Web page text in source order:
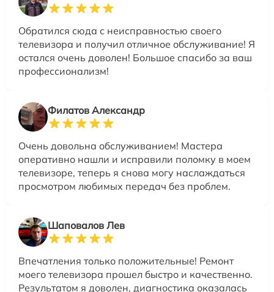
Обратился сюда с неисправностью своего
телевизора и получил отличное обслуживание! Я
остался очень доволен! Большое спасибо за ваш
профессионализм!
Филатов Александр
Очень довольна обслуживанием! Мастера
оперативно нашли и исправили поломку в моем
телевизоре, теперь я снова могу наслаждаться
просмотром любимых передач без проблем.
Шаповалов Лев
Впечатления только положительные! Ремонт
моего телевизора прошел быстро и качественно.
Результатом я доволен, диагностика оказалась